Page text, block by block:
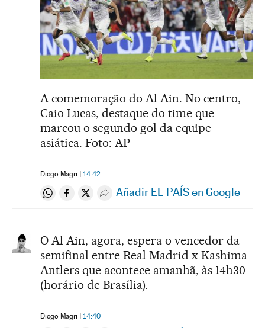
A comemoração do Al Ain. No centro,
Caio Lucas, destaque do time que
marcou o segundo gol da equipe
asiática. Foto: AP
Diogo Magri 14:42
Compartir en Whatsapp
Compartir en Facebook
Compartir en Twitter
Desplegar Redes Sociales
Añadir EL PAÍS en Google
O Al Ain, agora, espera o vencedor da
semifinal entre Real Madrid x Kashima
Antlers que acontece amanhã, às 14h30
(horário de Brasília).
Diogo Magri 14:40